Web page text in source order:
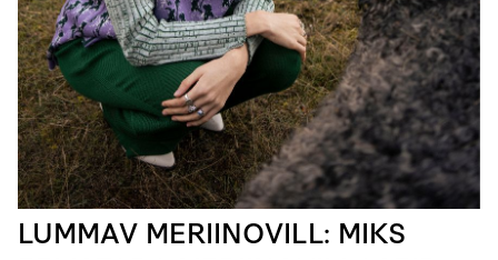
LUMMAV MERIINOVILL: MIKS